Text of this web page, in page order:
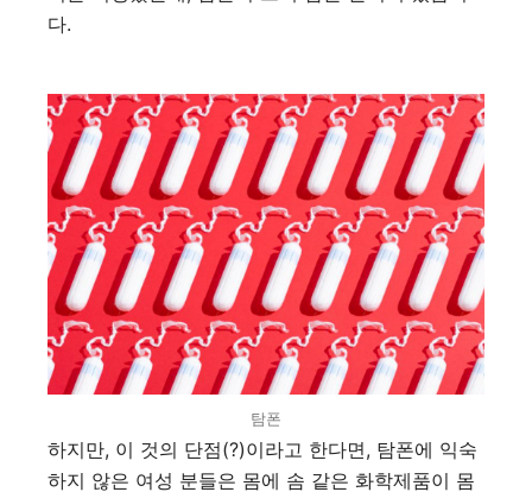
다.
탐폰
하지만, 이 것의 단점(?)이라고 한다면, 탐폰에 익숙
하지 않은 여성 분들은 몸에 솜 같은 화학제품이 몸